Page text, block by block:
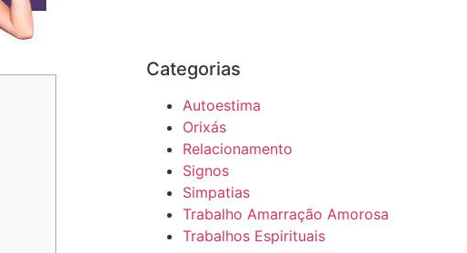
Categorias
Autoestima
Orixás
Relacionamento
Signos
Simpatias
Trabalho Amarração Amorosa
Trabalhos Espirituais